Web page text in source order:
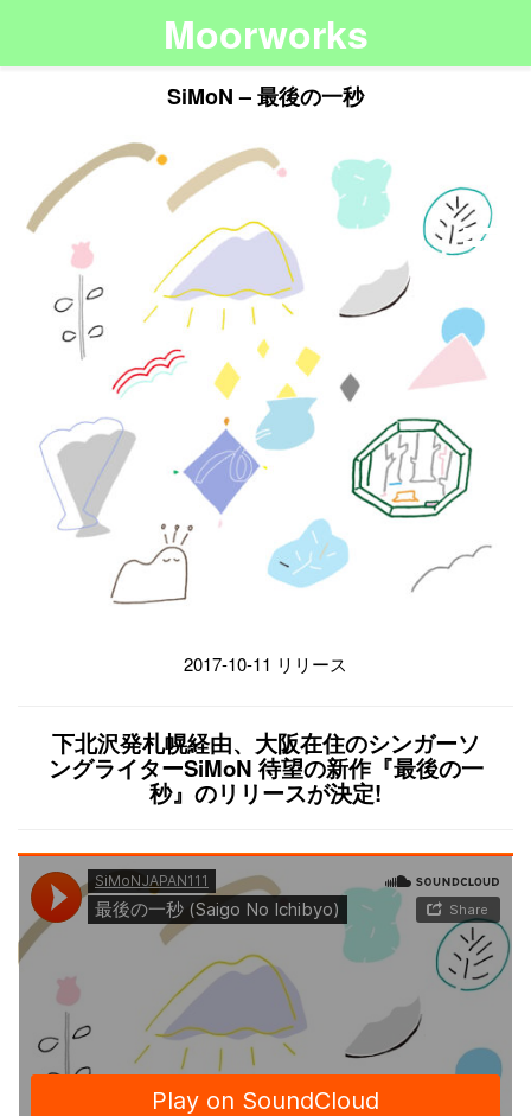
Moorworks
SiMoN – 最後の一秒
2017-10-11 リリース
下北沢発札幌経由、大阪在住のシンガーソ
ングライターSiMoN 待望の新作『最後の一
秒』のリリースが決定!